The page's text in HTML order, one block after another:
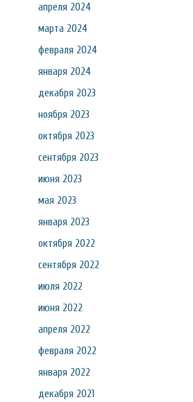
апреля 2024
марта 2024
февраля 2024
января 2024
декабря 2023
ноября 2023
октября 2023
сентября 2023
июня 2023
мая 2023
января 2023
октября 2022
сентября 2022
июля 2022
июня 2022
апреля 2022
февраля 2022
января 2022
декабря 2021